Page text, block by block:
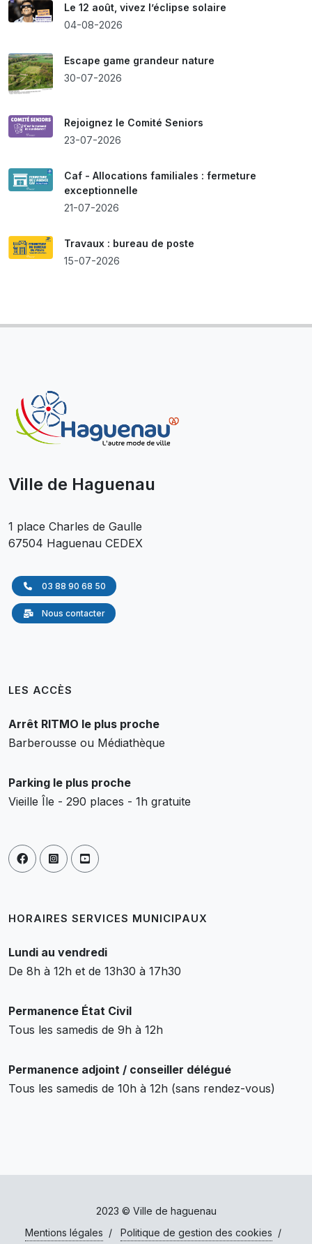
Le 12 août, vivez l’éclipse solaire
04-08-2026
Escape game grandeur nature
30-07-2026
Rejoignez le Comité Seniors
23-07-2026
Caf - Allocations familiales : fermeture
exceptionnelle
21-07-2026
Travaux : bureau de poste
15-07-2026
Ville de Haguenau
1 place Charles de Gaulle
67504 Haguenau CEDEX
03 88 90 68 50
Nous contacter
LES ACCÈS
Arrêt RITMO le plus proche
Barberousse ou Médiathèque
Parking le plus proche
Vieille Île - 290 places - 1h gratuite
HORAIRES SERVICES MUNICIPAUX
Lundi au vendredi
De 8h à 12h et de 13h30 à 17h30
Permanence État Civil
Tous les samedis de 9h à 12h
Permanence adjoint / conseiller délégué
Tous les samedis de 10h à 12h (sans rendez-vous)
2023 © Ville de haguenau
Mentions légales / Politique de gestion des cookies /